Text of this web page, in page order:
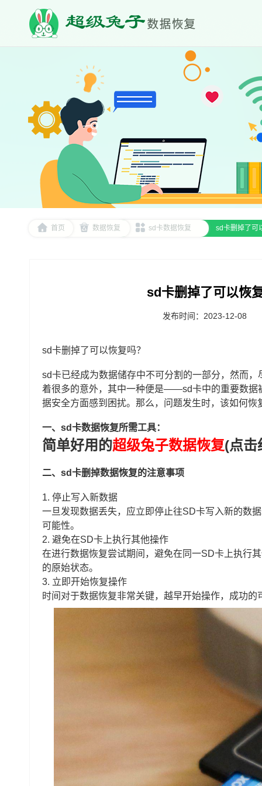
首页 数据恢复 sd卡数据恢复 sd卡删掉了可
sd卡删掉了可以恢
发布时间：2023-12-08
sd卡删掉了可以恢复吗？
sd卡已经成为数据储存中不可分割的一部分，然而
着很多的意外，其中一种便是——sd卡中的重要数据
据安全方面感到困扰。那么，问题发生时，该如何恢
一、sd卡数据恢复所需工具：
简单好用的超级兔子数据恢复(点击
二、sd卡删掉数据恢复的注意事项
1. 停止写入新数据
一旦发现数据丢失，应立即停止往SD卡写入新的数
可能性。
2. 避免在SD卡上执行其他操作
在进行数据恢复尝试期间，避免在同一SD卡上执行
的原始状态。
3. 立即开始恢复操作
时间对于数据恢复非常关键，越早开始操作，成功